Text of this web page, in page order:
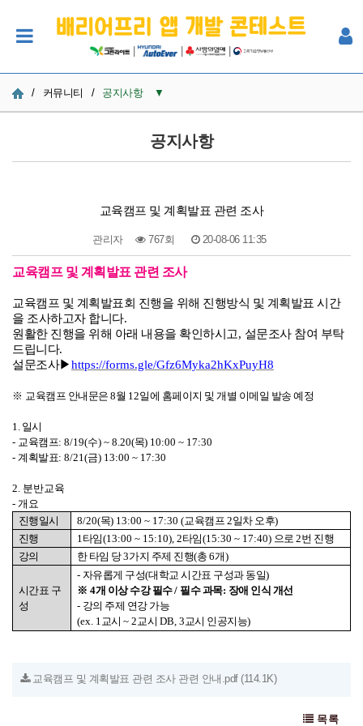
| | |
/ 커뮤니티 / 공지사항 ▼
사진
공지사항
교육캠프 및 계획발표 관련 조사
관리자 767회 20-08-06 11:35
본문
교육캠프 및 계획발표 관련 조사
교육캠프 및 계획발표회 진행을 위해 진행방식 및 계획발표 시간
을 조사하고자 합니다.
원활한 진행을 위해 아래 내용을 확인하시고, 설문조사 참여 부탁
드립니다.
설문조사▶https://forms.gle/Gfz6Myka2hKxPuyH8
※ 교육캠프 안내문은 8월 12일에 홈페이지 및 개별 이메일 발송 예정
1. 일시
- 교육캠프: 8/19(수) ~ 8.20(목) 10:00 ~ 17:30
- 계획발표: 8/21(금) 13:00 ~ 17:30
2. 분반교육
- 개요
진행일시
8/20(목) 13:00 ~ 17:30 (교육캠프 2일차 오후)
진행
1타임(13:00 ~ 15:10), 2타임(15:30 ~ 17:40) 으로2번 진행
강의
한 타임 당3가지 주제 진행(총6개)
시간표 구
성
- 자유롭게 구성(대학교 시간표 구성과 동일)
※ 4개 이상 수강 필수/ 필수 과목: 장애 인식 개선
- 강의 주제 연강 가능
(ex. 1교시~ 2교시 DB, 3교시 인공지능)
교육캠프 및 계획발표 관련 조사 관련 안내.pdf(114.1K)
목록